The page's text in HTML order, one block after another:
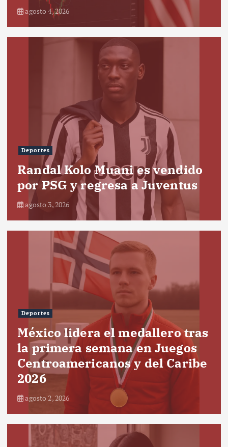
agosto 4, 2026
Deportes
Randal Kolo Muani es vendido
por PSG y regresa a Juventus
agosto 3, 2026
Deportes
México lidera el medallero tras
la primera semana en Juegos
Centroamericanos y del Caribe
2026
agosto 2, 2026